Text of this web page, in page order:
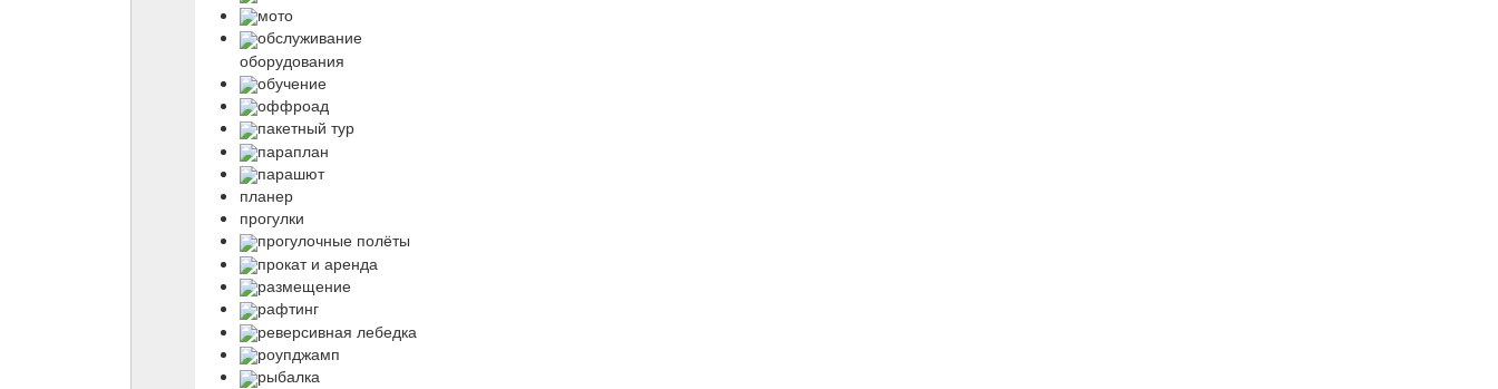
мото
обслуживание
оборудования
обучение
оффроад
пакетный тур
параплан
парашют
планер
прогулки
прогулочные полёты
прокат и аренда
размещение
рафтинг
реверсивная лебедка
роупджамп
рыбалка